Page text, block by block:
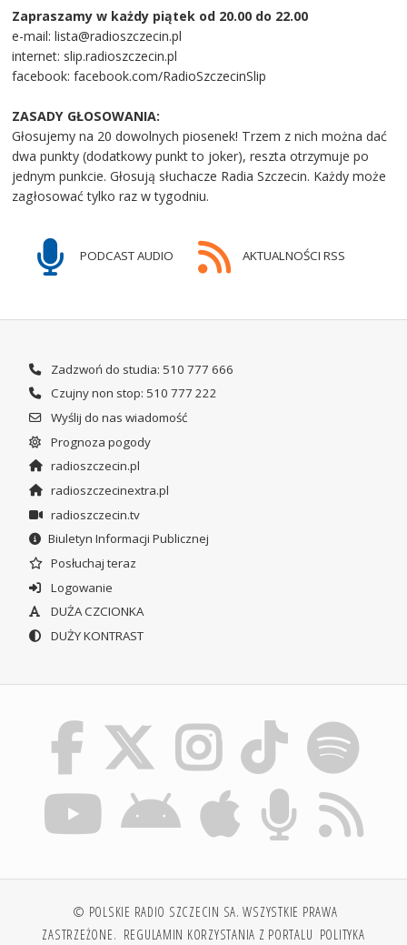
Zapraszamy w każdy piątek od 20.00 do 22.00
e-mail: lista@radioszczecin.pl
internet: slip.radioszczecin.pl
facebook: facebook.com/RadioSzczecinSlip
ZASADY GŁOSOWANIA:
Głosujemy na 20 dowolnych piosenek! Trzem z nich można dać
dwa punkty (dodatkowy punkt to joker), reszta otrzymuje po
jednym punkcie. Głosują słuchacze Radia Szczecin. Każdy może
zagłosować tylko raz w tygodniu.
PODCAST AUDIO AKTUALNOŚCI RSS
Zadzwoń do studia: 510 777 666
Czujny non stop: 510 777 222
Wyślij do nas wiadomość
Prognoza pogody
radioszczecin.pl
radioszczecinextra.pl
radioszczecin.tv
Biuletyn Informacji Publicznej
Posłuchaj teraz
Logowanie
DUŻA CZCIONKA
DUŻY KONTRAST
© POLSKIE RADIO SZCZECIN SA. WSZYSTKIE PRAWA
ZASTRZEŻONE. REGULAMIN KORZYSTANIA Z PORTALU POLITYKA